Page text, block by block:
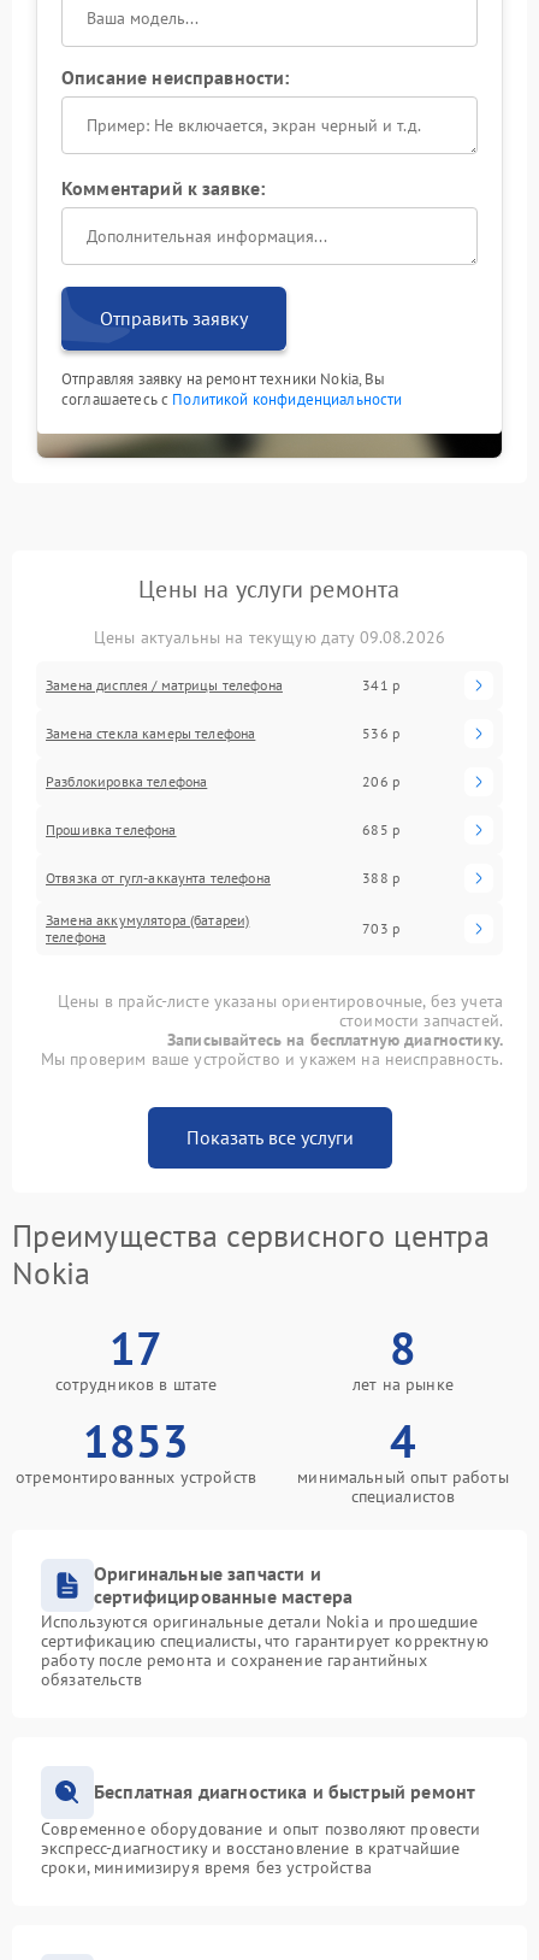
Описание неисправности:
Комментарий к заявке:
Отправить заявку
Отправляя заявку на ремонт техники Nokia, Вы
соглашаетесь с Политикой конфиденциальности
Цены на услуги ремонта
Цены актуальны на текущую дату 09.08.2026
Замена дисплея / матрицы телефона 341 р
Замена стекла камеры телефона 536 р
Разблокировка телефона 206 р
Прошивка телефона 685 р
Отвязка от гугл-аккаунта телефона 388 р
Замена аккумулятора (батареи)
телефона
703 р
Цены в прайс-листе указаны ориентировочные, без учета
стоимости запчастей.
Записывайтесь на бесплатную диагностику.
Мы проверим ваше устройство и укажем на неисправность.
Показать все услуги
Преимущества сервисного центра
Nokia
17
сотрудников в штате
8
лет на рынке
1853
отремонтированных устройств
4
минимальный опыт работы
специалистов
Оригинальные запчасти и
сертифицированные мастера
Используются оригинальные детали Nokia и прошедшие
сертификацию специалисты, что гарантирует корректную
работу после ремонта и сохранение гарантийных
обязательств
Бесплатная диагностика и быстрый ремонт
Современное оборудование и опыт позволяют провести
экспресс-диагностику и восстановление в кратчайшие
сроки, минимизируя время без устройства